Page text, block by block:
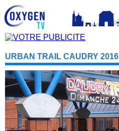
URBAN TRAIL CAUDRY 2016